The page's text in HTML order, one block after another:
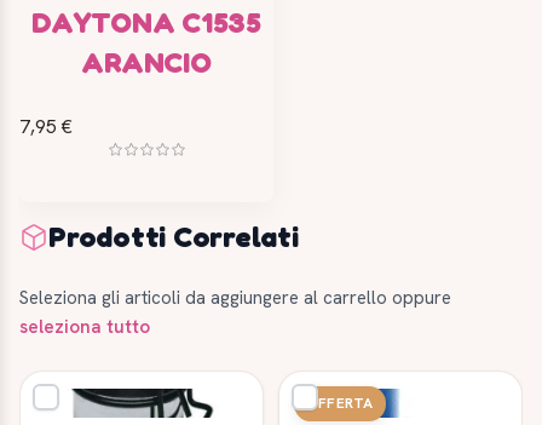
DAYTONA C1535
ARANCIO
7,95 €
Prodotti Correlati
Seleziona gli articoli da aggiungere al carrello oppure
seleziona tutto
OFFERTA